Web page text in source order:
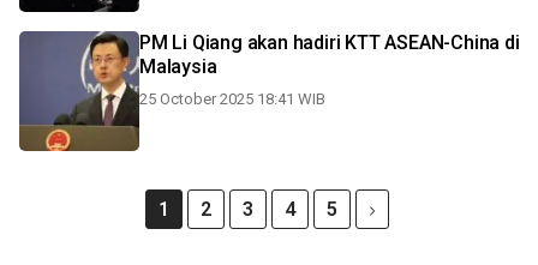
PM Li Qiang akan hadiri KTT ASEAN-China di
Malaysia
25 October 2025 18:41 WIB
1 2 3 4 5